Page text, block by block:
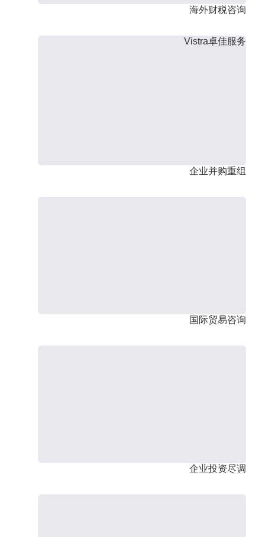
海外财税咨询
Vistra卓佳服务
企业并购重组
国际贸易咨询
企业投资尽调